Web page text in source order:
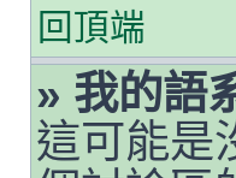
回頂端
» 我的語
這可能是